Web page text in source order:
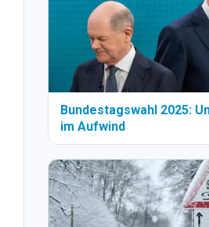
Bundestagswahl 2025:
im Aufwind